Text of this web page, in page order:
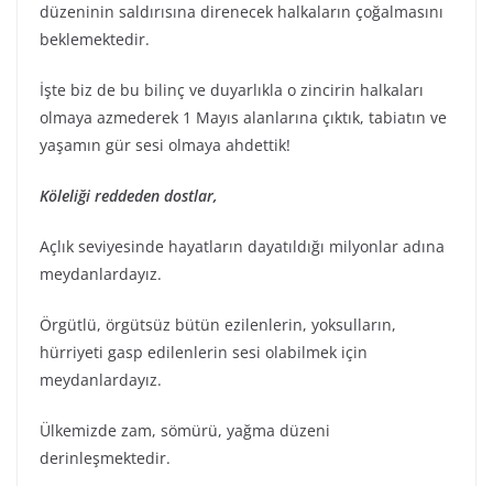
düzeninin saldırısına direnecek halkaların çoğalmasını
beklemektedir.
İşte biz de bu bilinç ve duyarlıkla o zincirin halkaları
olmaya azmederek 1 Mayıs alanlarına çıktık, tabiatın ve
yaşamın gür sesi olmaya ahdettik!
Köleliği reddeden dostlar,
Açlık seviyesinde hayatların dayatıldığı milyonlar adına
meydanlardayız.
Örgütlü, örgütsüz bütün ezilenlerin, yoksulların,
hürriyeti gasp edilenlerin sesi olabilmek için
meydanlardayız.
Ülkemizde zam, sömürü, yağma düzeni
derinleşmektedir.